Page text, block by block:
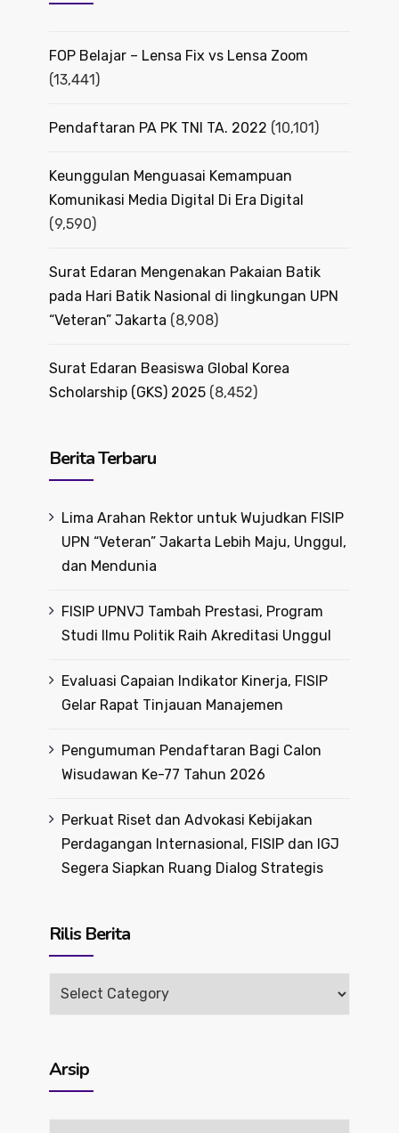
FOP Belajar – Lensa Fix vs Lensa Zoom
(13,441)
Pendaftaran PA PK TNI TA. 2022 (10,101)
Keunggulan Menguasai Kemampuan
Komunikasi Media Digital Di Era Digital
(9,590)
Surat Edaran Mengenakan Pakaian Batik
pada Hari Batik Nasional di lingkungan UPN
“Veteran” Jakarta (8,908)
Surat Edaran Beasiswa Global Korea
Scholarship (GKS) 2025 (8,452)
Berita Terbaru
Lima Arahan Rektor untuk Wujudkan FISIP
UPN “Veteran” Jakarta Lebih Maju, Unggul,
dan Mendunia
FISIP UPNVJ Tambah Prestasi, Program
Studi Ilmu Politik Raih Akreditasi Unggul
Evaluasi Capaian Indikator Kinerja, FISIP
Gelar Rapat Tinjauan Manajemen
Pengumuman Pendaftaran Bagi Calon
Wisudawan Ke-77 Tahun 2026
Perkuat Riset dan Advokasi Kebijakan
Perdagangan Internasional, FISIP dan IGJ
Segera Siapkan Ruang Dialog Strategis
Rilis Berita
Rilis
Arsip